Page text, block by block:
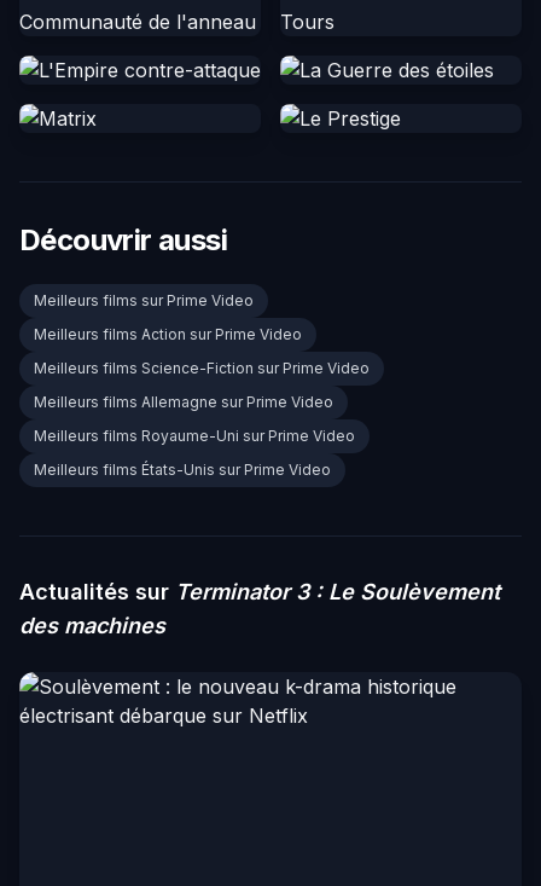
Découvrir aussi
Meilleurs films sur Prime Video
Meilleurs films Action sur Prime Video
Meilleurs films Science-Fiction sur Prime Video
Meilleurs films Allemagne sur Prime Video
Meilleurs films Royaume-Uni sur Prime Video
Meilleurs films États-Unis sur Prime Video
Actualités sur Terminator 3 : Le Soulèvement
des machines